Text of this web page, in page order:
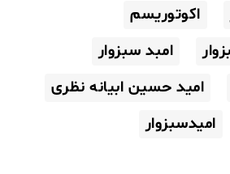
اکوتوریسم
امبد سبزوار
امید حسین ابیانه نظری
امیدسبزوار